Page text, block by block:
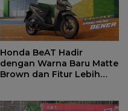
Honda BeAT Hadir
dengan Warna Baru Matte
Brown dan Fitur Lebih